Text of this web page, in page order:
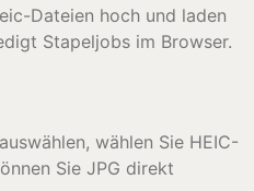
Dateien hoch und laden
Stapeljobs im Browser.
wählen Sie HEIC-
Sie JPG direkt